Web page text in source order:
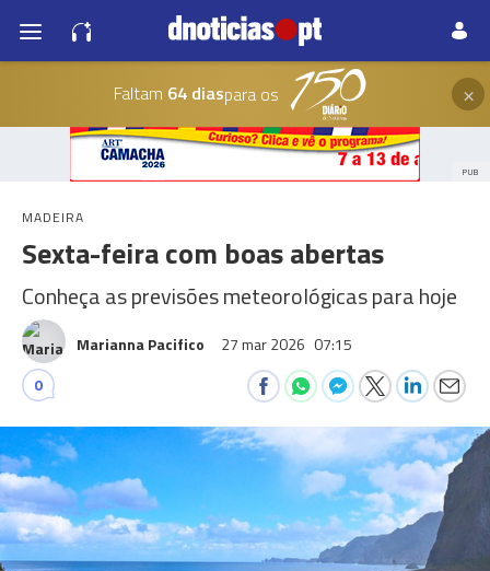
Faltam 64 diaspara os ×
PUB
MADEIRA
Sexta-feira com boas abertas
Conheça as previsões meteorológicas para hoje
Marianna Pacifico 27 mar 2026 07:15
0